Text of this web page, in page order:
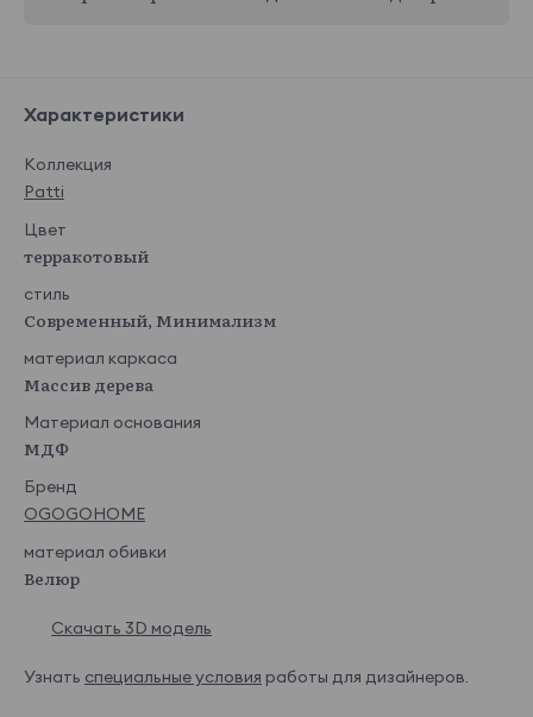
Показать еще
Lamb 08 Lamb 10 Lamb 11 Lamb 12
Характеристики
Коллекция
Patti
Цвет
терракотовый
стиль
Современный, Минимализм
материал каркаса
Массив дерева
Материал основания
МДФ
Бренд
OGOGOHOME
материал обивки
Велюр
Скачать 3D модель
Узнать специальные условия работы для дизайнеров.